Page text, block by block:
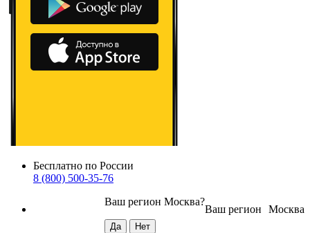
Бесплатно по России
8 (800) 500-35-76
Москва
Ваш регион
Ваш регион Москва?